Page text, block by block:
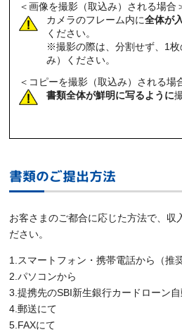
＜画像を撮影（取込み）される場合
カメラのフレーム内に全体が
ください。
※撮影の際は、分割せず、1
み）ください。
＜コピーを撮影（取込み）される場
書類全体が鮮明に写るように
書類のご提出方法
お客さまのご都合に応じた方法で、収
ださい。
1.スマートフォン・携帯電話から（推奨
2.パソコンから
3.提携先のSBI新生銀行カードローン
4.郵送にて
5.FAXにて